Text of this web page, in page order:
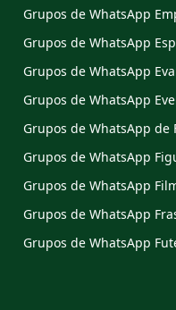
Grupos de WhatsApp
Grupos de WhatsApp
Grupos de WhatsApp
Grupos de WhatsApp
Grupos de WhatsApp de
Grupos de WhatsApp
Grupos de WhatsApp
Grupos de WhatsApp
Grupos de WhatsApp